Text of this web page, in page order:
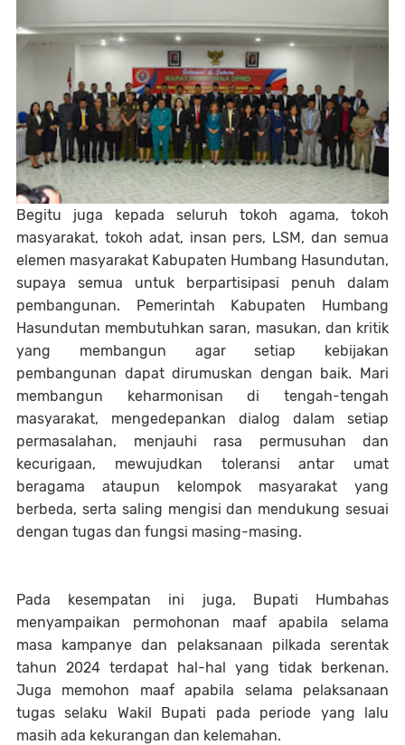
Begitu juga kepada seluruh tokoh agama, tokoh
masyarakat, tokoh adat, insan pers, LSM, dan semua
elemen masyarakat Kabupaten Humbang Hasundutan,
supaya semua untuk berpartisipasi penuh dalam
pembangunan. Pemerintah Kabupaten Humbang
Hasundutan membutuhkan saran, masukan, dan kritik
yang membangun agar setiap kebijakan
pembangunan dapat dirumuskan dengan baik. Mari
membangun keharmonisan di tengah-tengah
masyarakat, mengedepankan dialog dalam setiap
permasalahan, menjauhi rasa permusuhan dan
kecurigaan, mewujudkan toleransi antar umat
beragama ataupun kelompok masyarakat yang
berbeda, serta saling mengisi dan mendukung sesuai
dengan tugas dan fungsi masing-masing.
Pada kesempatan ini juga, Bupati Humbahas
menyampaikan permohonan maaf apabila selama
masa kampanye dan pelaksanaan pilkada serentak
tahun 2024 terdapat hal-hal yang tidak berkenan.
Juga memohon maaf apabila selama pelaksanaan
tugas selaku Wakil Bupati pada periode yang lalu
masih ada kekurangan dan kelemahan.